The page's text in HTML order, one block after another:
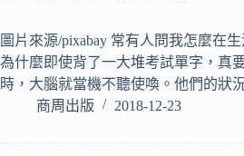
圖片來源/pixabay 常有人問我怎麼在
為什麼即使背了一大堆考試單字，真
時，大腦就當機不聽使喚。他們的狀
商周出版
2018-12-23